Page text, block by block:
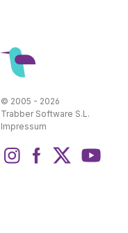
© 2005 - 2026
Trabber Software S.L.
Impressum